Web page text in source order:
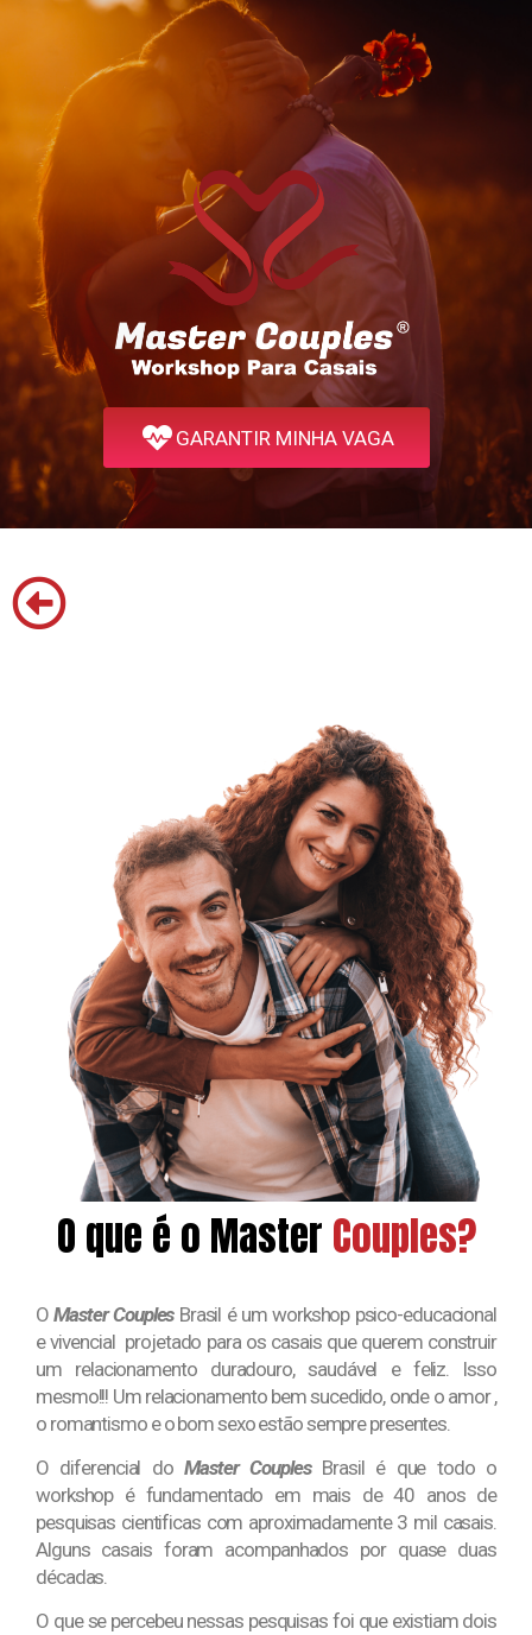
GARANTIR MINHA VAGA
O que é o Master Couples?
OMaster CouplesBrasil é um workshop psico-educacional
e vivencial projetado para os casais que querem construir
um relacionamento duradouro, saudável e feliz. Isso
mesmo!!! Um relacionamento bem sucedido, onde o amor ,
o romantismo e o bom sexo estão sempre presentes.
O diferencial doMaster CouplesBrasil é que todo o
workshop é fundamentado em mais de 40 anos de
pesquisas cientificas com aproximadamente 3 mil casais.
Alguns casais foram acompanhados por quase duas
décadas.
O que se percebeu nessas pesquisas foi que existiam dois